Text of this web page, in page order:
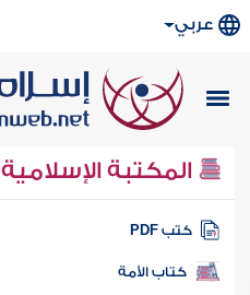
عربي
المكتبة الإسلامية
كتب PDF